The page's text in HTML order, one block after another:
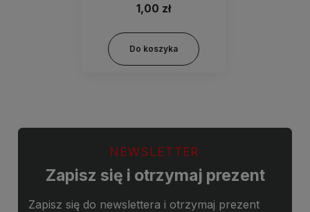
1,00 zł
Do koszyka
NEWSLETTER
Zapisz się i otrzymaj prezent
Zapisz się do newslettera i otrzymaj prezent